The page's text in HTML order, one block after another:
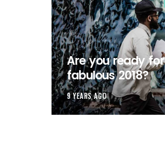
Are you ready for
fabulous 2018?
9 YEARS AGO